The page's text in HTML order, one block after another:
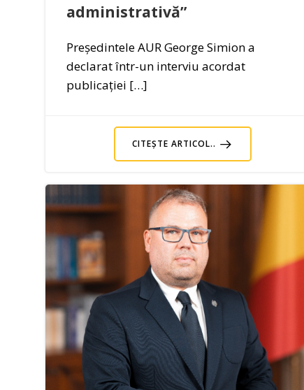
administrativă”
Președintele AUR George Simion a
declarat într-un interviu acordat
publicației […]
CITEȘTE ARTICOL..